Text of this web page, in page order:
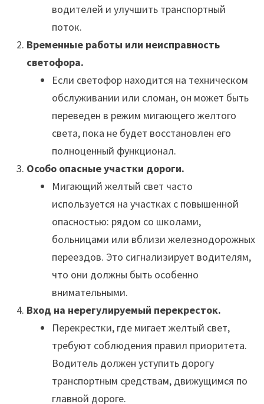
водителей и улучшить транспортный
поток.
Временные работы или неисправность
светофора.
Если светофор находится на техническом
обслуживании или сломан, он может быть
переведен в режим мигающего желтого
света, пока не будет восстановлен его
полноценный функционал.
Особо опасные участки дороги.
Мигающий желтый свет часто
используется на участках с повышенной
опасностью: рядом со школами,
больницами или вблизи железнодорожных
переездов. Это сигнализирует водителям,
что они должны быть особенно
внимательными.
Вход на нерегулируемый перекресток.
Перекрестки, где мигает желтый свет,
требуют соблюдения правил приоритета.
Водитель должен уступить дорогу
транспортным средствам, движущимся по
главной дороге.